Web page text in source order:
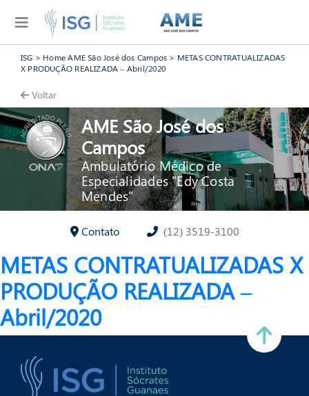
ISG > Home AME São José dos Campos > METAS CONTRATUALIZADAS
X PRODUÇÃO REALIZADA – Abril/2020
Voltar
AME São José dos
Campos
Ambulatório Médico de
Especialidades "Edy Costa
Mendes"
Contato (12) 3519-3100
METAS CONTRATUALIZADAS X
PRODUÇÃO REALIZADA –
Abril/2020